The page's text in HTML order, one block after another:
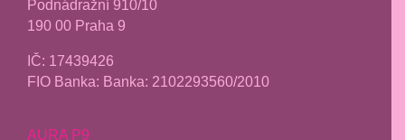
Podnádražní 910/10
190 00 Praha 9
IČ: 17439426
FIO Banka: Banka: 2102293560/2010
AURA P9